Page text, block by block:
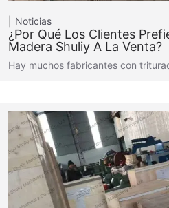
Noticias
¿Por Qué Los Clientes
Madera Shuliy A La Venta?
Hay muchos fabricantes con